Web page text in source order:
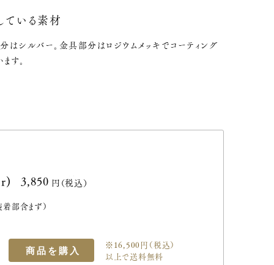
ている素材
はシルバー。金具部分はロジウムメッキでコーティング
す。
3,850円(税込)
部含まず）
※16,500円（税込）
以上で送料無料